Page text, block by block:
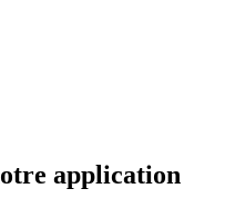
application